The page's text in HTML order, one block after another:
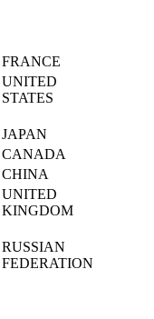
FRANCE
UNITED
STATES
JAPAN
CANADA
CHINA
UNITED
KINGDOM
RUSSIAN
FEDERATION